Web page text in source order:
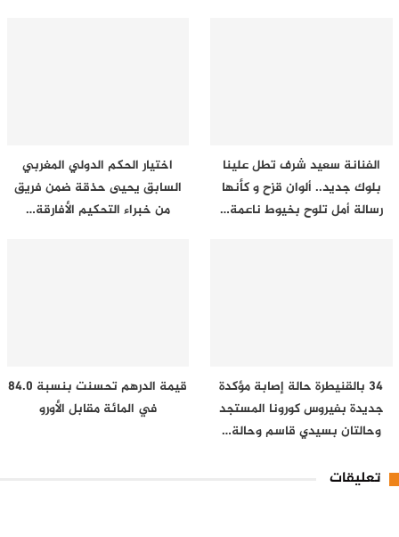
الفنانة سعيد شرف تطل علينا
بلوك جديد.. ألوان قزح و كأنها
رسالة أمل تلوح بخيوط ناعمة…
اختيار الحكم الدولي المغربي
السابق يحيى حذقة ضمن فريق
من خبراء التحكيم الأفارقة…
34 بالقنيطرة حالة إصابة مؤكدة
جديدة بفيروس كورونا المستجد
وحالتان بسيدي قاسم وحالة…
قيمة الدرهم تحسنت بنسبة 84.0
في المائة مقابل الأورو
تعليقات